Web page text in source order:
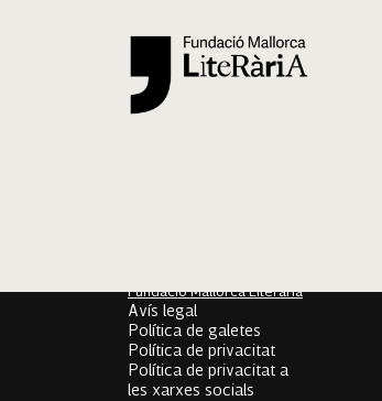
Fundació Mallorca Literària
Avís legal
Política de galetes
Política de privacitat
Política de privacitat a
les xarxes socials